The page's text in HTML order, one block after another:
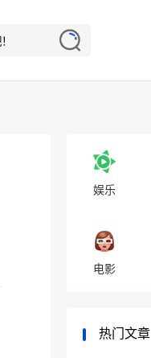
娱乐
电影
热门文章